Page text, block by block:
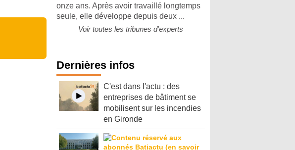
onze ans. Après avoir travaillé longtemps
seule, elle développe depuis deux ...
Voir toutes les tribunes d'experts
Dernières infos
C'est dans l'actu : des
entreprises de bâtiment se
mobilisent sur les incendies
en Gironde